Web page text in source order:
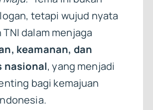
tetapi wujud nyata
dalam menjaga
keamanan, dan
nasional, yang menjadi
bagi kemajuan